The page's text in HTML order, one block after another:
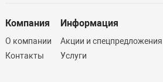
Компания
О компании
Контакты
Информация
Акции и спецпредложения
Услуги